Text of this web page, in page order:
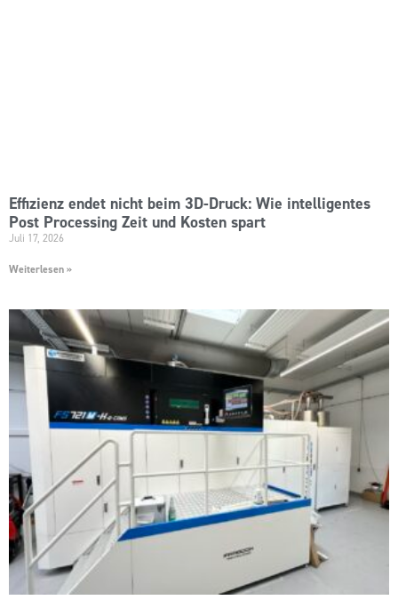
Effizienz endet nicht beim 3D-Druck: Wie intelligentes
Post Processing Zeit und Kosten spart
Juli 17, 2026
Weiterlesen »